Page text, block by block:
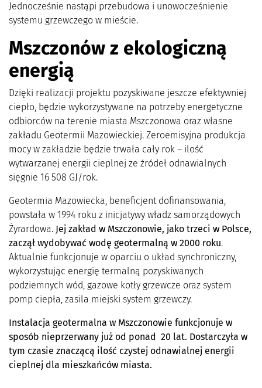
Jednocześnie nastąpi przebudowa i unowocześnienie
systemu grzewczego w mieście.
Mszczonów z ekologiczną
energią
Dzięki realizacji projektu pozyskiwane jeszcze efektywniej
ciepło, będzie wykorzystywane na potrzeby energetyczne
odbiorców na terenie miasta Mszczonowa oraz własne
zakładu Geotermii Mazowieckiej. Zeroemisyjna produkcja
mocy w zakładzie będzie trwała cały rok – ilość
wytwarzanej energii cieplnej ze źródeł odnawialnych
sięgnie 16 508 GJ/rok.
Geotermia Mazowiecka, beneficjent dofinansowania,
powstała w 1994 roku z inicjatywy władz samorządowych
Żyrardowa. Jej zakład w Mszczonowie, jako trzeci w Polsce,
zaczął wydobywać wodę geotermalną w 2000 roku.
Aktualnie funkcjonuje w oparciu o układ synchroniczny,
wykorzystując energię termalną pozyskiwanych
podziemnych wód, gazowe kotły grzewcze oraz system
pomp ciepła, zasila miejski system grzewczy.
Instalacja geotermalna w Mszczonowie funkcjonuje w
sposób nieprzerwany już od ponad 20 lat. Dostarczyła w
tym czasie znaczącą ilość czystej odnawialnej energii
cieplnej dla mieszkańców miasta.